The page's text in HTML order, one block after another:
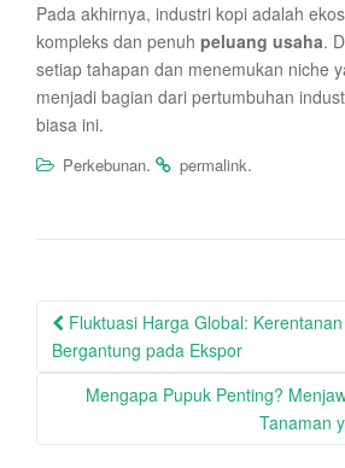
Pada akhirnya, industri kopi adalah
kompleks dan penuh peluang usaha.
setiap tahapan dan menemukan niche
menjadi bagian dari pertumbuhan
biasa ini.
Perkebunan. permalink.
Post
navigation
Fluktuasi Harga Global:
Bergantung pada Ekspor
Mengapa Pupuk Penting?
Tanaman